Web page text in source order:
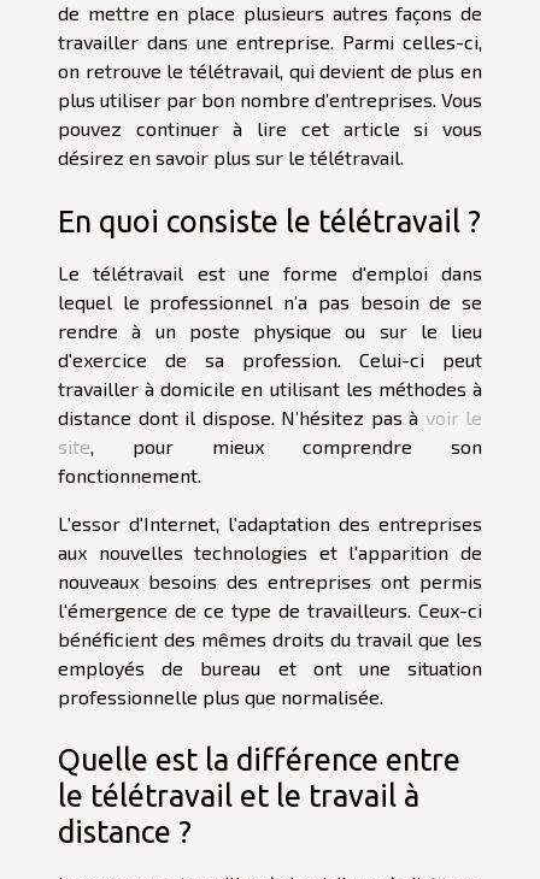
de mettre en place plusieurs autres façons de
travailler dans une entreprise. Parmi celles-ci,
on retrouve le télétravail, qui devient de plus en
plus utiliser par bon nombre d’entreprises. Vous
pouvez continuer à lire cet article si vous
désirez en savoir plus sur le télétravail.
En quoi consiste le télétravail ?
Le télétravail est une forme d'emploi dans
lequel le professionnel n’a pas besoin de se
rendre à un poste physique ou sur le lieu
d'exercice de sa profession. Celui-ci peut
travailler à domicile en utilisant les méthodes à
distance dont il dispose. N’hésitez pas à voir le
site , pour mieux comprendre son
fonctionnement.
L'essor d'Internet, l'adaptation des entreprises
aux nouvelles technologies et l'apparition de
nouveaux besoins des entreprises ont permis
l'émergence de ce type de travailleurs. Ceux-ci
bénéficient des mêmes droits du travail que les
employés de bureau et ont une situation
professionnelle plus que normalisée.
Quelle est la différence entre
le télétravail et le travail à
distance ?